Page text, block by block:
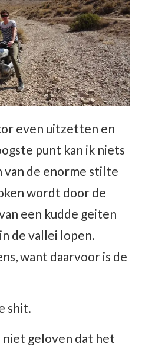
even uitzetten en
punt kan ik niets
van de enorme stilte
wordt door de
een kudde geiten
de vallei lopen.
want daarvoor is de
shit.
niet geloven dat het